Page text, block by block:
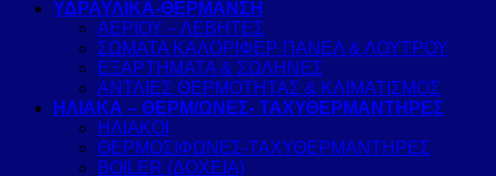
ΥΔΡΑΥΛΙΚΑ-ΘΕΡΜΑΝΣΗ
ΑΕΡΙΟΥ – ΛΕΒΗΤΕΣ
ΣΩΜΑΤΑ ΚΑΛΟΡΙΦΕΡ ΠΑΝΕΛ & ΛΟΥΤΡΟΥ
ΕΞΑΡΤΗΜΑΤΑ & ΣΩΛΗΝΕΣ
ΑΝΤΛΙΕΣ ΘΕΡΜΟΤΗΤΑΣ & ΚΛΙΜΑΤΙΣΜΟΣ
ΗΛΙΑΚΑ – ΘΕΡΜ/ΩΝΕΣ- ΤΑΧΥΘΕΡΜΑΝΤΗΡΕΣ
ΗΛΙΑΚΟΙ
ΘΕΡΜΟΣΙΦΩΝΕΣ-ΤΑΧΥΘΕΡΜΑΝΤΗΡΕΣ
BOILER (ΔΟΧΕΙΑ)